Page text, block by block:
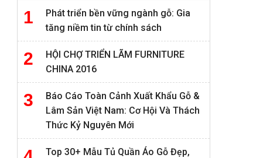
Phát triển bền vững ngành gỗ: Gia
tăng niềm tin từ chính sách
HỘI CHỢ TRIỂN LÃM FURNITURE
CHINA 2016
Báo Cáo Toàn Cảnh Xuất Khẩu Gỗ &
Lâm Sản Việt Nam: Cơ Hội Và Thách
Thức Kỷ Nguyên Mới
Top 30+ Mẫu Tủ Quần Áo Gỗ Đẹp,